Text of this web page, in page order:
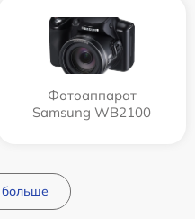
Фотоаппарат
Samsung WB2100